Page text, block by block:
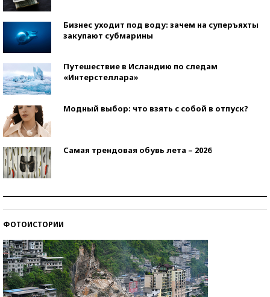
Бизнес уходит под воду: зачем на суперъяхты
закупают субмарины
Путешествие в Исландию по следам
«Интерстеллара»
Модный выбор: что взять с собой в отпуск?
Самая трендовая обувь лета – 2026
ФОТОИСТОРИИ